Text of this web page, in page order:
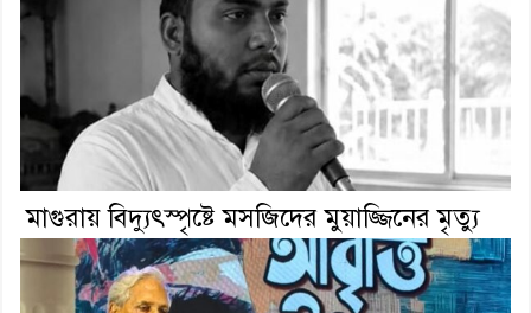
মাগুরায় বিদ্যুৎস্পৃষ্টে মসজিদের মুয়াজ্জিনের মৃত্যু